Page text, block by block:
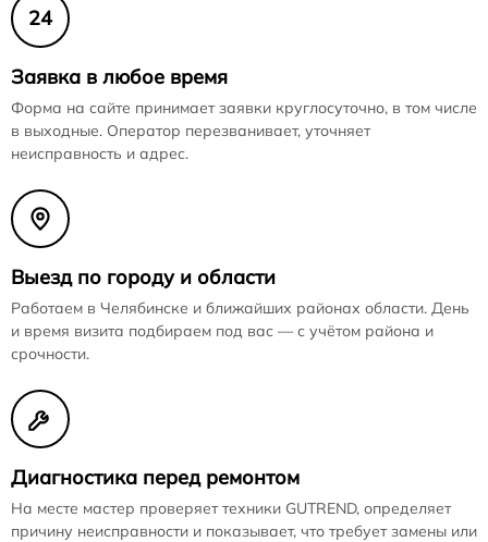
24
Заявка в любое время
Форма на сайте принимает заявки круглосуточно, в том числе
в выходные. Оператор перезванивает, уточняет
неисправность и адрес.
Выезд по городу и области
Работаем в Челябинске и ближайших районах области. День
и время визита подбираем под вас — с учётом района и
срочности.
Диагностика перед ремонтом
На месте мастер проверяет техники GUTREND, определяет
причину неисправности и показывает, что требует замены или